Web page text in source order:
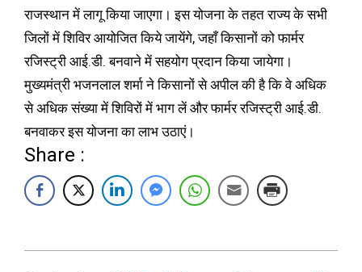
राजस्थान में लागू किया जाएगा। इस योजना के तहत राज्य के सभी
जिलों में शिविर आयोजित किये जायेंगे, जहाँ किसानों को फार्मर
रजिस्ट्री आई.डी. बनवाने में सहयोग प्रदान किया जायेगा।
मुख्यमंत्री भजनलाल शर्मा ने किसानों से अपील की है कि वे अधिक
से अधिक संख्या में शिविरों में भाग लें और फार्मर रजिस्ट्री आई.डी.
बनवाकर इस योजना का लाभ उठाएं।
Share :